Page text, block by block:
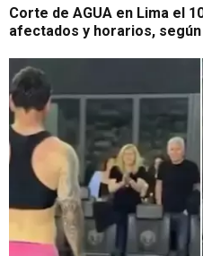
Corte de AGUA en Lima el
afectados y horarios, según